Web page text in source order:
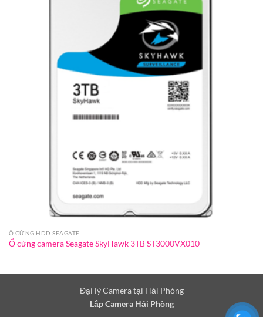
Ổ CỨNG HDD SEAGATE
Ổ cứng camera Seagate SkyHawk 3TB ST3000VX010
Đại lý Camera tại Hải Phòng
Lắp Camera Hải Phòng